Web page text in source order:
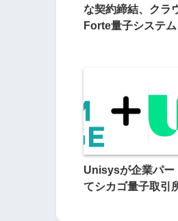
な契約締結、クラ
Forte量子システ
Unisysが企業パー
てシカゴ量子取引